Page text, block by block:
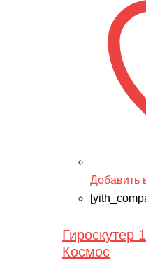
Добавить
Гироскутер
Космос